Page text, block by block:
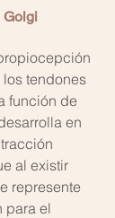
Golgi
tendones
función de
en
al existir
represente
para el